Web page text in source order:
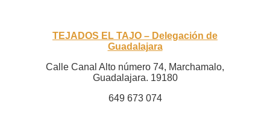
TEJADOS EL TAJO – Delegación de
Guadalajara
Calle Canal Alto número 74, Marchamalo,
Guadalajara. 19180
649 673 074